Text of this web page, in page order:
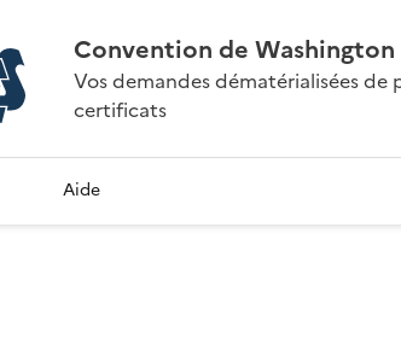
Convention de Washington
Vos demandes dématérialisées de
certificats
Aide